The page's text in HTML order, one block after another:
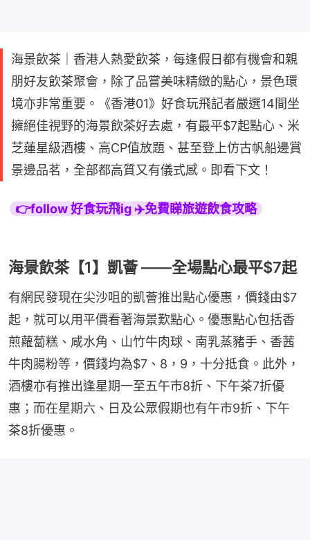
海景飲茶｜香港人熱愛飲茶，每逢假日都有機會和親
朋好友飲茶聚會，除了品嘗美味精緻的點心，景色環
境亦非常重要。《香港01》好食玩飛記者嚴選14間坐
擁絕佳視野的海景飲茶好去處，有最平$7起點心、米
芝蓮星級酒樓、高CP值放題、甚至登上仿古帆船邊賞
景邊品茗，全部都高質又有儀式感。即看下文！
👉follow 好食玩飛ig ✈️免費睇旅遊飲食攻略
海景飲茶【1】凱薈 ——全場點心最平$7起
有網民發現在尖沙咀的凱薈推出點心優惠，價錢由$7
起，就可以用平價看著海景歎點心。優惠點心包括香
煎蘿蔔糕、咸水角、山竹牛肉球、南乳蒸豬手、香茜
牛肉腸粉等，價錢均為$7、8，9，十分抵食。此外，
酒樓亦有推出逢星期一至五午市8折、下午茶7折優
惠；而在星期六、日及公眾假期也有午市9折、下午
茶8折優惠。